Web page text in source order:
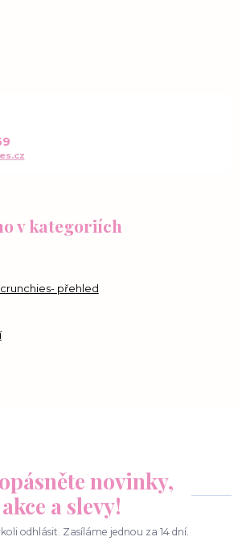
v kategoriích
přehled
novinky,
akce a slevy!
odhlásit. Zasíláme jednou za 14 dní.